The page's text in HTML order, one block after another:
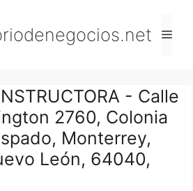
- Calle
2760, Colonia
Monterrey,
León, 64040,